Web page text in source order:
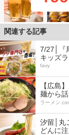
関連する記事
7/27│『
キッズ
favy
【広島
麺から
ラーメン
汐留│丸
どんに